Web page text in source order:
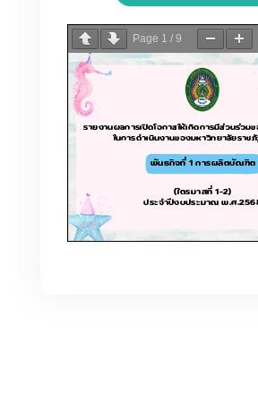
Page 1 / 9